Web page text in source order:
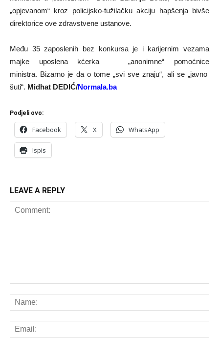
„opjevanom“ kroz policijsko-tužilačku akciju hapšenja bivše
direktorice ove zdravstvene ustanove.
Među 35 zaposlenih bez konkursa je i karijernim vezama
majke uposlena kćerka „anonimne“ pomoćnice
ministra. Bizarno je da o tome „svi sve znaju“, ali se „javno
šuti“. Midhat DEDIĆ/Normala.ba
Podjeli ovo:
Facebook X WhatsApp
Ispis
LEAVE A REPLY